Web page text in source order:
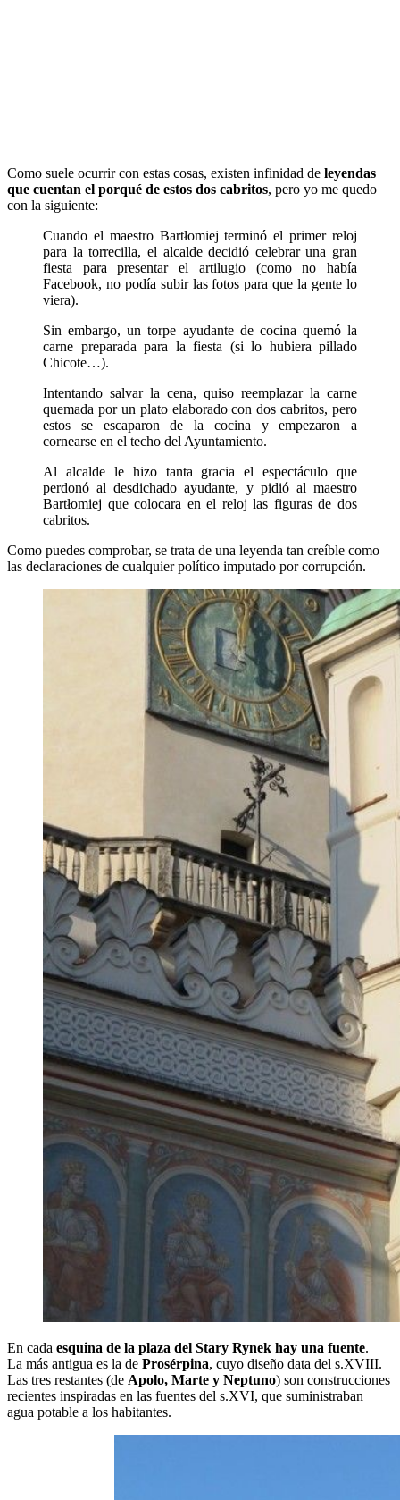
Como suele ocurrir con estas cosas, existen infinidad de leyendas
que cuentan el porqué de estos dos cabritos, pero yo me quedo
con la siguiente:
Cuando el maestro Bartłomiej terminó el primer reloj
para la torrecilla, el alcalde decidió celebrar una gran
fiesta para presentar el artilugio (como no había
Facebook, no podía subir las fotos para que la gente lo
viera).
Sin embargo, un torpe ayudante de cocina quemó la
carne preparada para la fiesta (si lo hubiera pillado
Chicote…).
Intentando salvar la cena, quiso reemplazar la carne
quemada por un plato elaborado con dos cabritos, pero
estos se escaparon de la cocina y empezaron a
cornearse en el techo del Ayuntamiento.
Al alcalde le hizo tanta gracia el espectáculo que
perdonó al desdichado ayudante, y pidió al maestro
Bartłomiej que colocara en el reloj las figuras de dos
cabritos.
Como puedes comprobar, se trata de una leyenda tan creíble como
las declaraciones de cualquier político imputado por corrupción.
En cada esquina de la plaza del Stary Rynek hay una fuente.
La más antigua es la de Prosérpina, cuyo diseño data del s.XVIII.
Las tres restantes (de Apolo, Marte y Neptuno) son construcciones
recientes inspiradas en las fuentes del s.XVI, que suministraban
agua potable a los habitantes.